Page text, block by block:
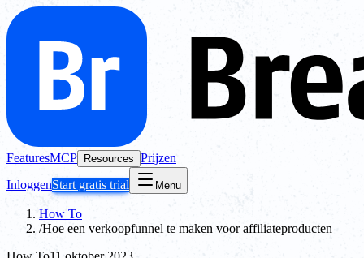
FeaturesMCP Resources Prijzen
InloggenStart gratis trial Menu
How To
/Hoe een verkoopfunnel te maken voor affiliateproducten